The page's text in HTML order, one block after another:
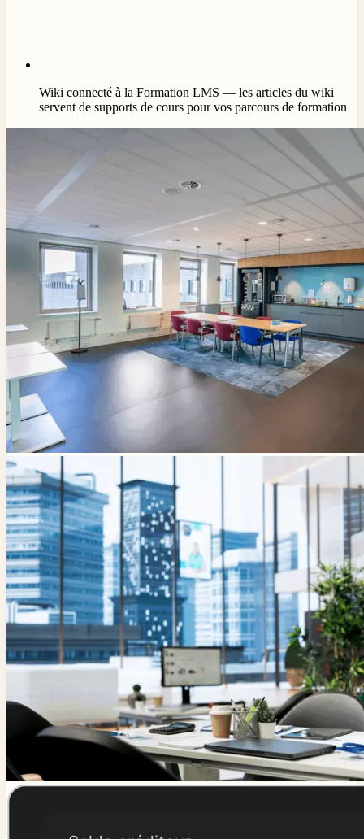
Wiki connecté à la Formation LMS — les articles du wiki
servent de supports de cours pour vos parcours de formation